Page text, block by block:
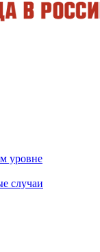
уровне
случаи